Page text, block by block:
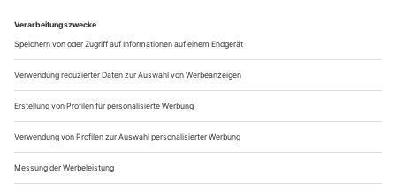
in Kraft.
Aus steuerlichen Gründen abweichende Preise für Käufe
außerhalb Deutschlands (Endpreis vor Auslösen der Bestellung
ersichtlich)